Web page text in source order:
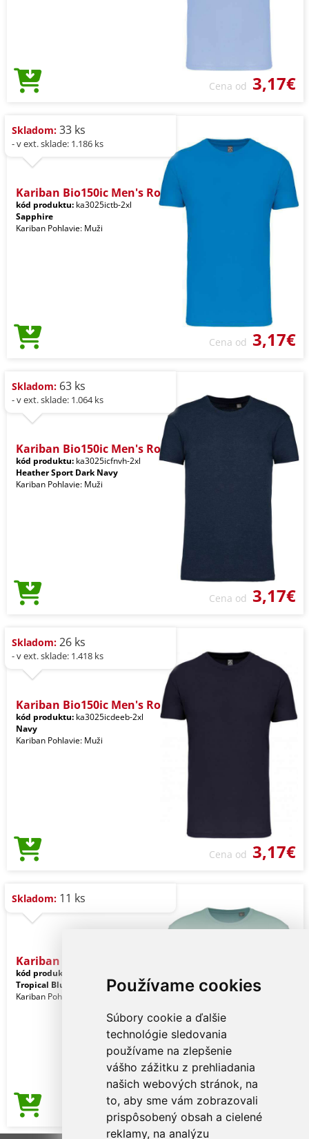
Používame cookies
Súbory cookie a ďalšie
technológie sledovania
používame na zlepšenie
vášho zážitku z prehliadania
našich webových stránok, na
to, aby sme vám zobrazovali
prispôsobený obsah a cielené
reklamy, na analýzu
Cena od 3,17€
Skladom: 33 ks
- v ext. sklade: 1.186 ks
Kariban Bio150ic Men's Ro
kód produktu: ka3025ictb-2xl
Sapphire
Kariban Pohlavie: Muži
Cena od 3,17€
Skladom: 63 ks
- v ext. sklade: 1.064 ks
Kariban Bio150ic Men's Ro
kód produktu: ka3025icfnvh-2xl
Heather Sport Dark Navy
Kariban Pohlavie: Muži
Cena od 3,17€
Skladom: 26 ks
- v ext. sklade: 1.418 ks
Kariban Bio150ic Men's Ro
kód produktu: ka3025icdeeb-2xl
Navy
Kariban Pohlavie: Muži
Cena od 3,17€
Skladom: 11 ks
Kariban Bio150ic Men's Ro
kód produktu:
Tropical Blue
Kariban Pohlavie: Muži
Cena od 3,17€